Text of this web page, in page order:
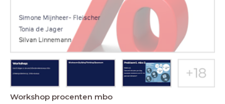
Workshop procenten mbo